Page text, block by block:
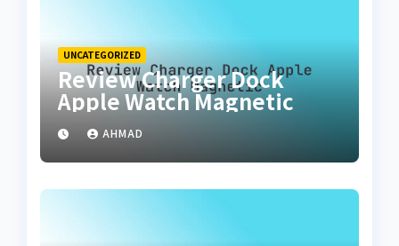
UNCATEGORIZED
Review Charger Dock
Apple Watch Magnetic
AHMAD